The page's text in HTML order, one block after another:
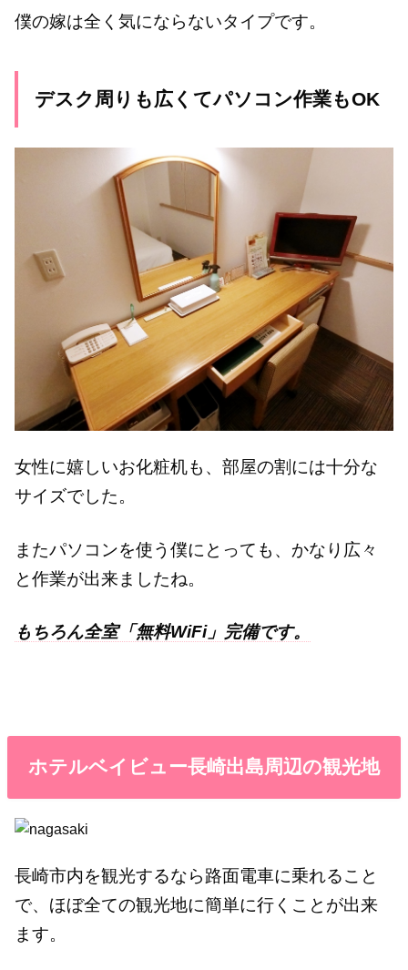
僕の嫁は全く気にならないタイプです。
デスク周りも広くてパソコン作業もOK
女性に嬉しいお化粧机も、部屋の割には十分な
サイズでした。
またパソコンを使う僕にとっても、かなり広々
と作業が出来ましたね。
もちろん全室「無料WiFi」完備です。
ホテルベイビュー長崎出島周辺の観光地
長崎市内を観光するなら路面電車に乗れること
で、ほぼ全ての観光地に簡単に行くことが出来
ます。